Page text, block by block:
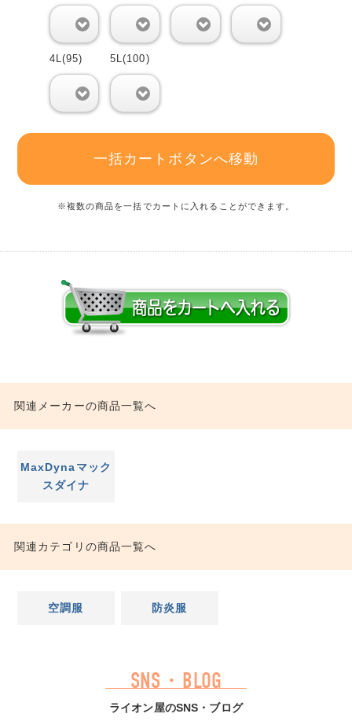
4L(95) 5L(100)
一括カートボタンへ移動
※複数の商品を一括でカートに入れることができます。
関連メーカーの商品一覧へ
MaxDynaマック
スダイナ
関連カテゴリの商品一覧へ
空調服 防炎服
SNS・BLOG
ライオン屋のSNS・ブログ